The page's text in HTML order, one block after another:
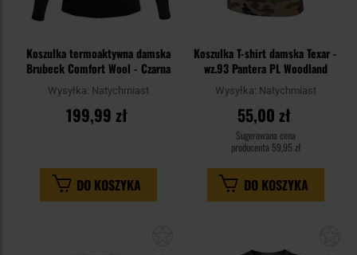
Koszulka termoaktywna damska
Brubeck Comfort Wool - Czarna
Wysyłka: Natychmiast
199,99 zł
DO KOSZYKA
Koszulka T-shirt damska Texar -
wz.93 Pantera PL Woodland
Wysyłka: Natychmiast
55,00 zł
Sugerowana cena
producenta 59,95 zł
DO KOSZYKA